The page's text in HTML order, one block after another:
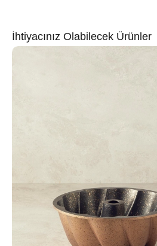
İhtiyacınız Olabilecek Ürünler